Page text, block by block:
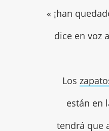
« ¡han
dice en voz
Los
están en
tendrá que